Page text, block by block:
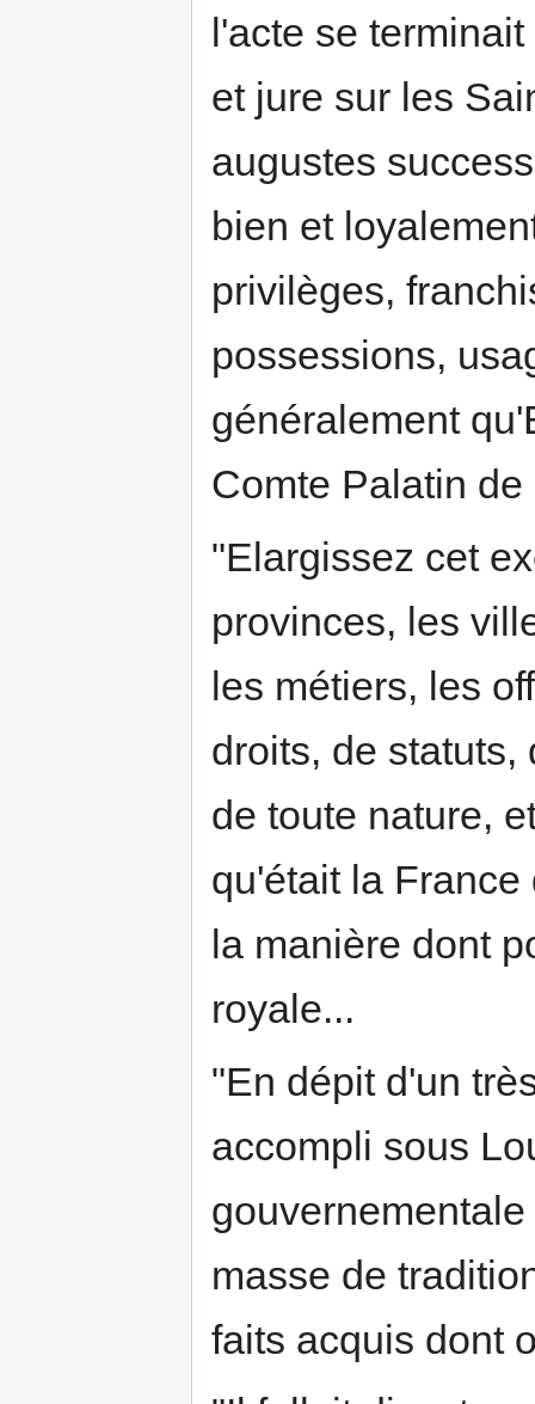
l'acte se
et jure sur les
augustes
bien et
privilèges,
possessions,
généralement
Comte Palatin
"Elargissez cet
provinces, les
les métiers, les
droits, de statuts,
de toute nature,
qu'était la
la manière dont
royale...
"En dépit d'un
accompli sous
masse de
faits acquis dont